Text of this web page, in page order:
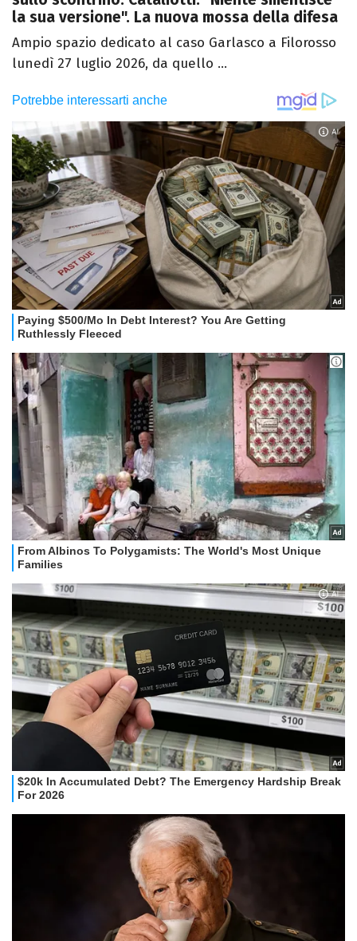
la sua versione". La nuova mossa della difesa
Ampio spazio dedicato al caso Garlasco a Filorosso
lunedì 27 luglio 2026, da quello ...